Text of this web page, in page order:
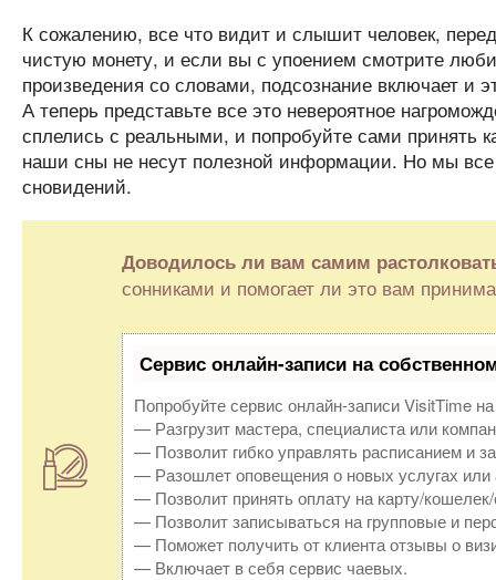
К сожалению, все что видит и слышит человек,
чистую монету, и если вы с упоением смотрите
произведения со словами, подсознание включает
А теперь представьте все это невероятное
сплелись с реальными, и попробуйте сами принять
наши сны не несут полезной информации. Но мы
сновидений.
Доводилось ли вам самим
сонниками и помогает ли это вам
Сервис онлайн-записи на
Попробуйте сервис онлайн-записи VisitTime
— Разгрузит мастера, специалиста или
— Позволит гибко управлять расписанием и
— Разошлет оповещения о новых услугах или
— Позволит принять оплату на карту/кошелек/
— Позволит записываться на групповые и
— Поможет получить от клиента отзывы о
— Включает в себя сервис чаевых.